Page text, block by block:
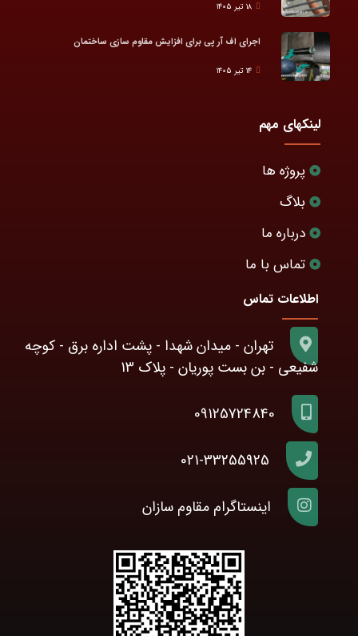
۱۸ تیر ۱۴۰۵
اجرای اف آر پی برای افزایش مقاوم سازی ساختمان
۱۴ تیر ۱۴۰۵
لینکهای مهم
پروژه ها
بلاگ
درباره ما
تماس با ما
اطلاعات تماس
تهران - میدان شهدا - پشت اداره برق - کوچه
شفیعی - بن بست پوریان - پلاک 13
09125724840
021-33255925
اینستاگرام مقاوم سازان